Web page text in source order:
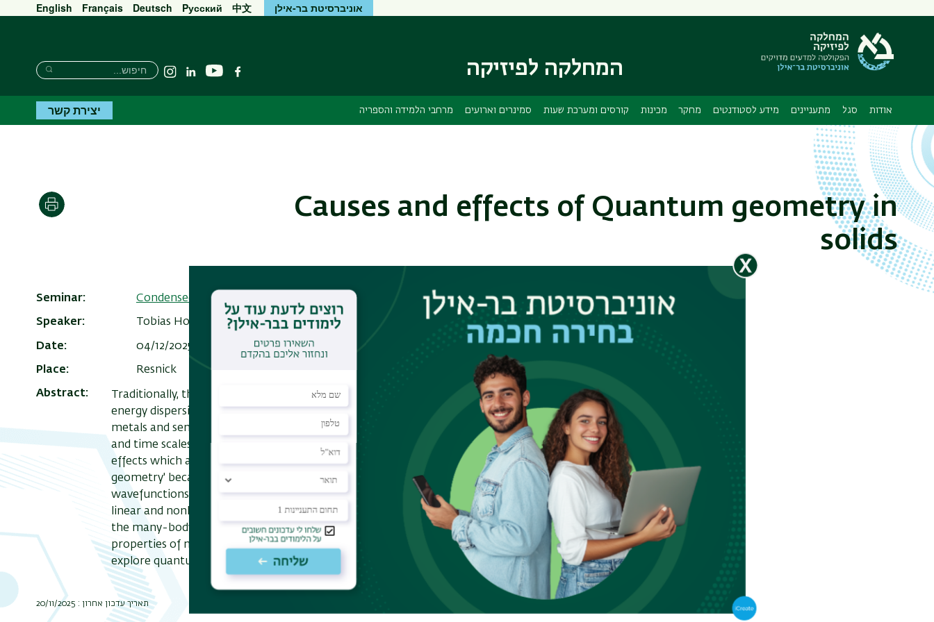
תפריט
משני
אוניברסיטת בר-אילן English Français Deutsch Pусский 中文
המחלקה לפיזיקה פייסבוקיוטיוב Linkedin
Instagram
חיפוש
חיפוש
חיפוש
אודות סגל מתעניינים מידע לסטודנטים מחקר מכינות קורסים ומערכת שעות סמינרים וארועים מרחבי הלמידה והספריה יצירת קשר
Causes and effects of Quantum geometry in
solids
הדפסה
Seminar Condensed Matter Resnick seminar
Speaker Tobias Holder, Tel Aviv University
Date 04/12/2025 , 12:30 13:30 Add to Calendar
Place Resnick
Abstract
Traditionally, the electronic properties of solids have been approached via the low
energy dispersion of Bloch bands, motivating single band approximations in many
metals and semiconductors. However, in many modern quantum materials the length
and time scales introduced by quantum dipole fluctuations lead to interband mixing
effects which are fundamentally irremovable. Such behavior has been termed 'quantum
geometry' because it is manifest in the momentum space texture of the electronic
wavefunctions. The scales introduced by geometry not only qualitatively modify the
linear and nonlinear responses of a material but can also have a vital role in determining
the many-body ground state. This talk explores how quantum geometry impacts
properties of materials and outlines recent experimental advances that have begun to
explore quantum geometric effects.
תאריך עדכון אחרון : 20/11/2025